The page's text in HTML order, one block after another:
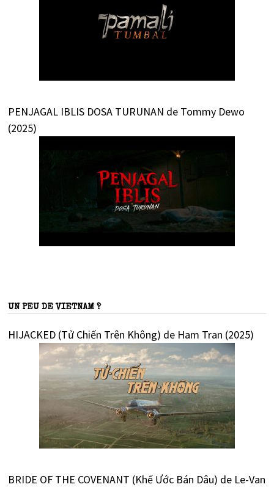
PENJAGAL IBLIS DOSA TURUNAN de Tommy Dewo
(2025)
UN PEU DE VIETNAM ?
HIJACKED (Tử Chiến Trên Không) de Ham Tran (2025)
BRIDE OF THE COVENANT (Khế Ước Bán Dâu) de Le-Van